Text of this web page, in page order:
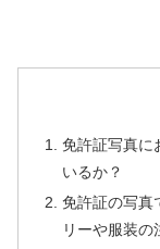
免許証写真に
いるか？
免許証の写真
リーや服装の